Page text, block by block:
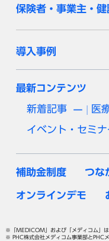
保険者・事業主・
導入事例
最新コンテンツ
新着記事 医
イベント・セミナ
補助金制度 つな
オンラインデモ
※「MEDICOM」および「メディコム」は
※ PHC株式会社メディコム事業部とPHC